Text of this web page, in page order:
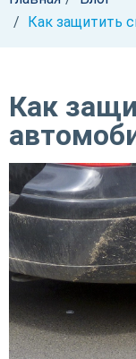
Как защитить
Как